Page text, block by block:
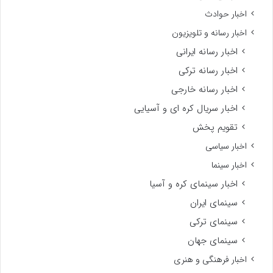
اخبار حوادث
اخبار رسانه و تلویزیون
اخبار رسانه ایرانی
اخبار رسانه ترکی
اخبار رسانه خارجی
اخبار سریال کره ای و آسیایی
تقویم پخش
اخبار سیاسی
اخبار سینما
اخبار سینمای کره و آسیا
سینمای ایران
سینمای ترکی
سینمای جهان
اخبار فرهنگی و هنری